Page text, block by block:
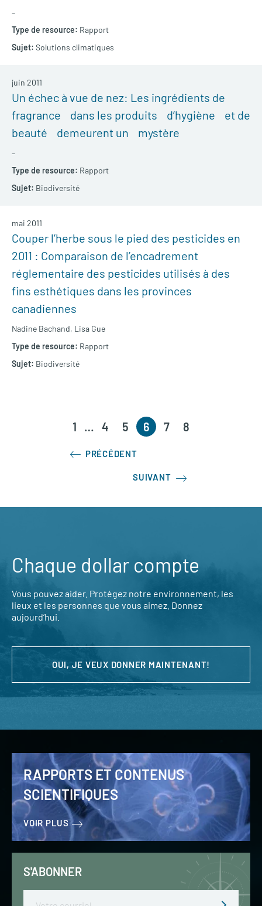
–
Rapport
Solutions climatiques
Un échec à vue de nez: Les ingrédients de
fragrance dans les produits d’hygiène et de
beauté demeurent un mystère
–
juin 2011
Rapport
Biodiversité
Couper l’herbe sous le pied des pesticides en
2011 : Comparaison de l’encadrement
réglementaire des pesticides utilisés à des
fins esthétiques dans les provinces
canadiennes
Nadine Bachand, Lisa Gue
mai 2011
Rapport
Biodiversité
PRÉCÉDENT
1 … 4 5 6 7 8
SUIVANT
Chaque dollar compte
Vous pouvez aider. Protégez notre environnement, les
lieux et les personnes que vous aimez. Donnez
aujourd’hui.
OUI, JE VEUX DONNER MAINTENANT!
RAPPORTS ET CONTENUS
SCIENTIFIQUES
VOIR PLUS
S'ABONNER